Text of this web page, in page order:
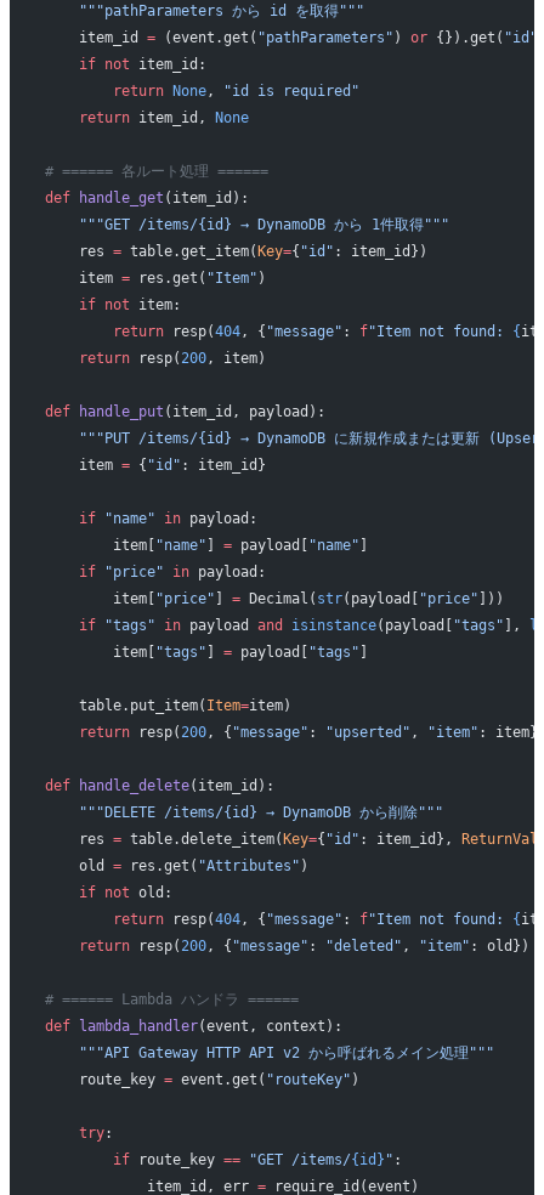
    """pathParameters から id を取得"""
    item_id
= (event.get( "pathParameters" ) or {}).get( "id"
    if
not item_id:
        return
None,
"id is required"
    return
item_id, None
# ====== 各ルート処理 ======
def handle_get (item_id):
    """GET /items/{id} → DynamoDB から 1件取得"""
    res
= table.get_item(Key={ "id" : item_id})
    item
= res.get( "Item" )
    if
not item:
        return
resp(404, { "message" : f"Item not found: {
    return
resp( 200, item)
def handle_put (item_id, payload):
"""PUT /items/{id} → DynamoDB に新規作成または更新
    item
= { "id" : item_id}
    if
"name" in payload:
        item[
"name" ] = payload[ "name" ]
    if
"price" in payload:
        item[
"price" ] = Decimal( str(payload[ "price" ]))
    if
"tags" in payload and isinstance(payload[ "tags" ],
        item[
"tags" ] = payload[ "tags" ]
    table.put_item(
Item=item)
    return
resp( 200, { "message" : "upserted" , "item" :
def handle_delete(item_id):
    """DELETE /items/{id} → DynamoDB から削除"""
    res
= table.delete_item(Key={ "id" : item_id},
    old
= res.get( "Attributes" )
    if
not old:
        return
resp(404, { "message" : f"Item not found: {
    return
resp( 200, { "message" : "deleted" , "item" : old})
# ====== Lambda ハンドラ ======
def lambda_handler(event, context):
    """API Gateway HTTP API v2 から呼ばれるメイン処理"""
    route_key
= event.get( "routeKey" )
    try
:
        if
route_key == "GET /items/{id} " :
            item_id, err
= require_id(event)